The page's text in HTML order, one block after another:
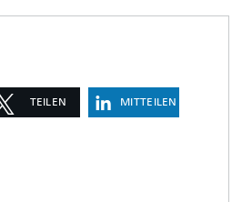
TEILEN MITTEILEN